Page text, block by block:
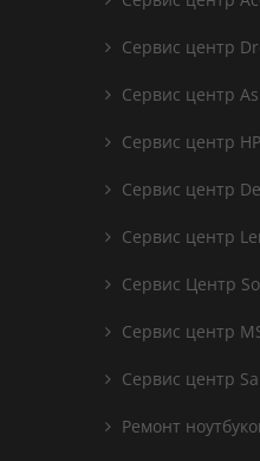
Сервис центр
Сервис центр
Сервис центр HP
Сервис центр
Сервис центр
Сервис Центр
Сервис центр
Сервис центр
Ремонт